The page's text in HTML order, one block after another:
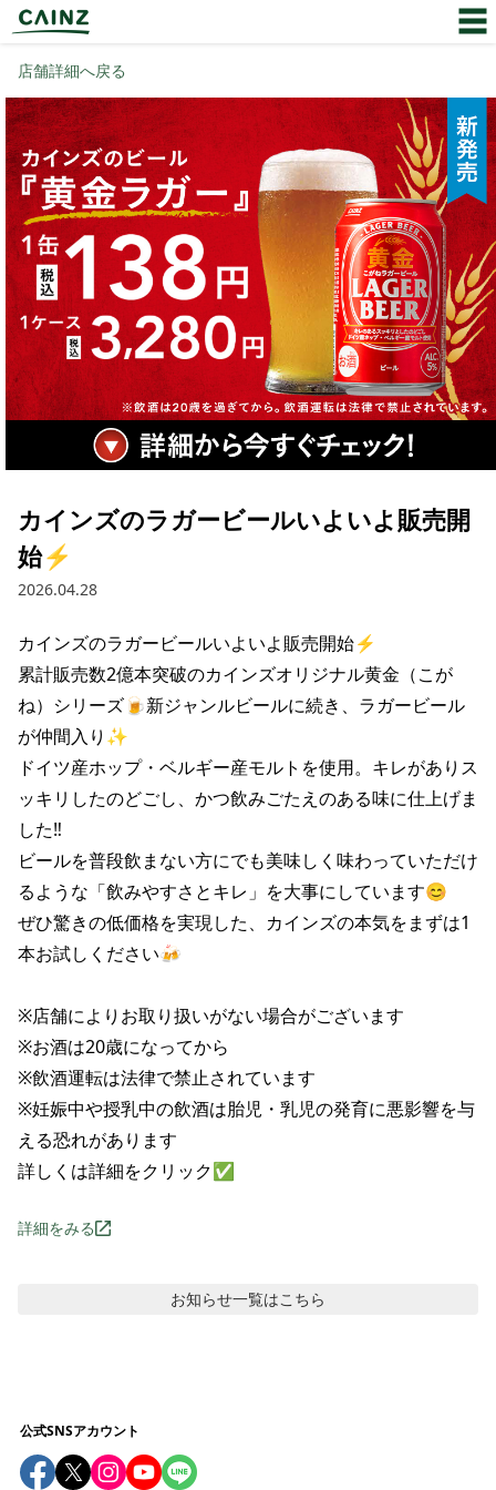
店舗詳細へ戻る
カインズのラガービールいよいよ販売開
始⚡️
2026.04.28
カインズのラガービールいよいよ販売開始⚡️
累計販売数2億本突破のカインズオリジナル黄金（こが
ね）シリーズ🍺新ジャンルビールに続き、ラガービール
が仲間入り✨
ドイツ産ホップ・ベルギー産モルトを使用。キレがありス
ッキリしたのどごし、かつ飲みごたえのある味に仕上げま
した‼️
ビールを普段飲まない方にでも美味しく味わっていただけ
るような「飲みやすさとキレ」を大事にしています😊
ぜひ驚きの低価格を実現した、カインズの本気をまずは1
本お試しください🍻
※店舗によりお取り扱いがない場合がございます
※お酒は20歳になってから
※飲酒運転は法律で禁止されています
※妊娠中や授乳中の飲酒は胎児・乳児の発育に悪影響を与
える恐れがあります
詳しくは詳細をクリック✅
詳細をみる
お知らせ一覧はこちら
公式SNSアカウント